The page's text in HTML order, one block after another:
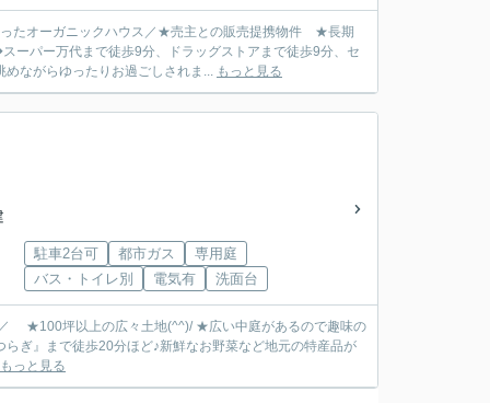
ったオーガニックハウス／★売主との販売提携物件 ★長期
パー万代まで徒歩9分、ドラッグストアまで徒歩9分、セ
ながらゆったりお過ごしされま... もっと見る
駐車2台可 都市ガス
専用庭
バス・トイレ別
電気有 洗面台
★100坪以上の広々土地(^^)/ ★広い中庭があるので趣味の
』まで徒歩20分ほど♪新鮮なお野菜など地元の特産品が
もっと見る